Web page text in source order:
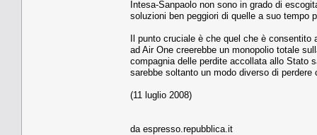
Intesa-Sanpaolo non sono in grado di
soluzioni ben peggiori di quelle a suo tempo
Il punto cruciale è che quel che è consentito
ad Air One creerebbe un monopolio totale
compagnia delle perdite accollata allo Stato
sarebbe soltanto un modo diverso di perdere
(11 luglio 2008)
da espresso.repubblica.it